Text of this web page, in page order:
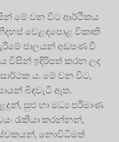
මේ වන විට ආර්ථිකය
වෙළඳපොළ විකෘති
ජාලයන් අඩපණ වී
විසින් ඉදිරිපත් කරන ලද
ය. මේ වන විට,
බිඳවැටී ඇත.
සුළු හා මධ්‍ය පරිමාණ
රැකියා කරන්නන්,
නොවිධිමත්